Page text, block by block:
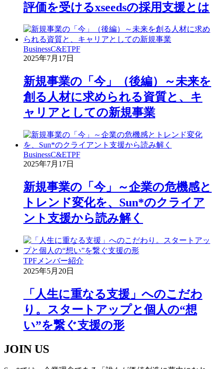
評価を受けるxseedsの採用支援とは
BusinessC&ETPF
2025年7月17日
新規事業の「今」（後編）～未来を
創る人材に求められる資質と、キ
ャリアとしての新規事業
BusinessC&ETPF
2025年7月17日
新規事業の「今」～企業の危機感と
トレンド変化を、Sun*のクライア
ント支援から読み解く
TPF メンバー紹介
2025年5月20日
「人生に重なる支援」へのこだわ
り。スタートアップと個人の“想
い”を繋ぐ支援の形
JOIN US